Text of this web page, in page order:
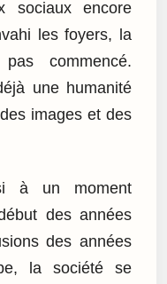
sociaux encore
les foyers, la
commencé.
une humanité
images et des
à un moment
des années
des années
la société se